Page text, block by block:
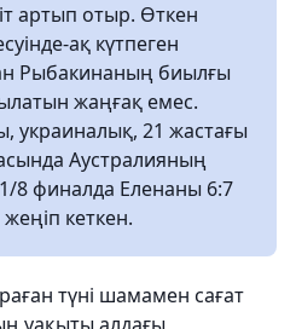
артып отыр. Өткен
ақ күтпеген
Рыбакинаның биылғы
жаңғақ емес.
украиналық, 21 жастағы
Аустралияның
8 финалда Еленаны 6:7
кеткен.
түні шамамен сағат